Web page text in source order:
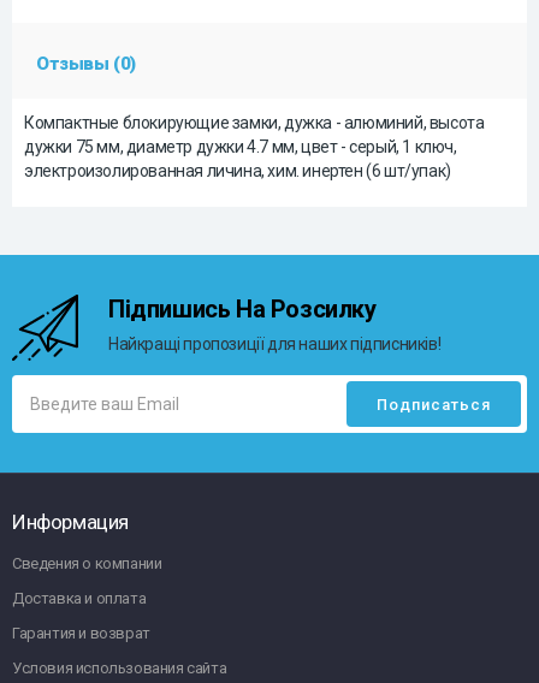
Отзывы (0)
Компактные блокирующие замки, дужка - алюминий, высота
дужки 75 мм, диаметр дужки 4.7 мм, цвет - серый, 1 ключ,
электроизолированная личина, хим. инертен (6 шт/упак)
Підпишись На Розсилку
Найкращі пропозиції для наших підписників!
Информация
Сведения о компании
Доставка и оплата
Гарантия и возврат
Условия использования сайта